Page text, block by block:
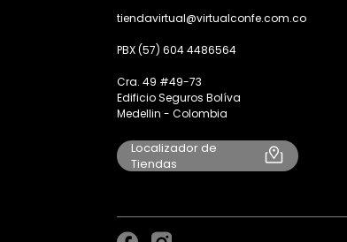
tiendavirtual@virtualconfe.com.co
PBX (57) 604 4486564
Cra. 49 #49-73
Edificio Seguros Bolíva
Medellin - Colombia
Localizador de
Tiendas